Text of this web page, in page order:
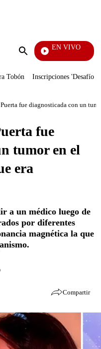
Enviar
EN VIVO
La
Tobón Inscripciones 'Desafío'
fue diagnosticada con un
fue
tumor en el
era
a un médico luego de
por diferentes
magnética la que
Compartir